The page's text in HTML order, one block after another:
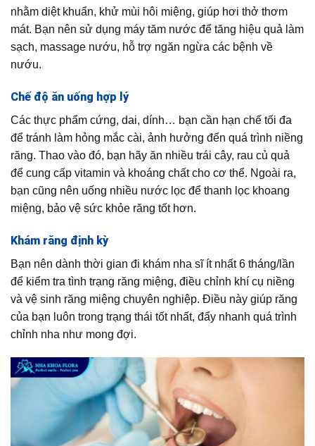
nhằm diệt khuẩn, khử mùi hôi miệng, giúp hơi thở thơm
mát. Bạn nên sử dụng máy tăm nước để tăng hiệu quả làm
sạch, massage nướu, hỗ trợ ngăn ngừa các bệnh về
nướu.
Chế độ ăn uống hợp lý
Các thực phẩm cứng, dai, dính… bạn cần hạn chế tối đa
để tránh làm hỏng mắc cài, ảnh hưởng đến quá trình niềng
răng. Thao vào đó, bạn hãy ăn nhiều trái cây, rau củ quả
để cung cấp vitamin và khoáng chất cho cơ thể. Ngoài ra,
bạn cũng nên uống nhiều nước lọc để thanh lọc khoang
miệng, bảo vệ sức khỏe răng tốt hơn.
Khám răng định kỳ
Bạn nên dành thời gian đi khám nha sĩ ít nhất 6 tháng/lần
để kiểm tra tình trạng răng miệng, điều chỉnh khí cụ niềng
và vệ sinh răng miệng chuyên nghiệp. Điều này giúp răng
của bạn luôn trong trạng thái tốt nhất, đẩy nhanh quá trình
chỉnh nha như mong đợi.